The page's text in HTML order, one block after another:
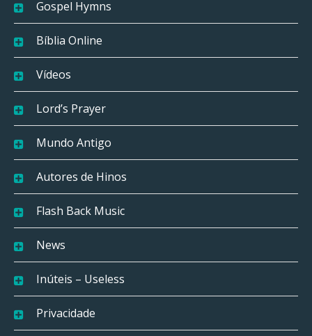
Gospel Hymns
Bíblia Online
Vídeos
Lord’s Prayer
Mundo Antigo
Autores de Hinos
Flash Back Music
News
Inúteis – Useless
Privacidade